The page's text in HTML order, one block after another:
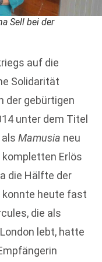
Sell bei der
auf die
Solidarität
der gebürtigen
unter dem Titel
als Mamusia neu
Erlös
die Hälfte der
konnte heute fast
die als
lebt, hatte